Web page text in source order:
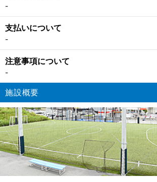
-
支払いについて
-
注意事項について
-
施設概要